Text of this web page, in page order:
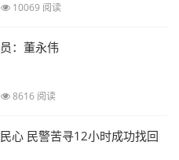
10069 阅读
：董永伟
8616 阅读
心 民警苦寻12小时成功找回